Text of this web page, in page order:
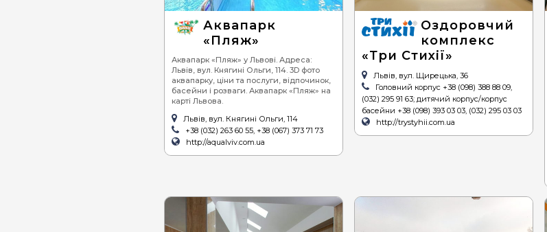
суші
барбекю (шашлик,
гриль)
стейки
равлики
Аквапарк
«Пляж»
Аквапарк «Пляж» у Львові. Адреса:
Львів, вул. Княгині Ольги, 114. 3D фото
аквапарку, ціни та послуги, відпочинок,
басейни і розваги. Аквапарк «Пляж» на
карті Львова.
Львів, вул. Княгині Ольги, 114
+38 (032) 263 60 55, +38 (067) 373 71 73
http://aqualviv.com.ua
Оздоровчий
комплекс
«Три Стихії»
Львів, вул. Щирецька, 36
Головний корпус +38 (098) 388 88 09,
(032) 295 91 63; дитячий корпус/корпус
басейни +38 (098) 393 03 03, (032) 295 03 03
http://trystyhii.com.ua